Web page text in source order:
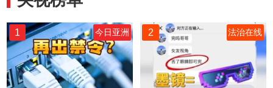
1 今日亚洲 2 法治在线